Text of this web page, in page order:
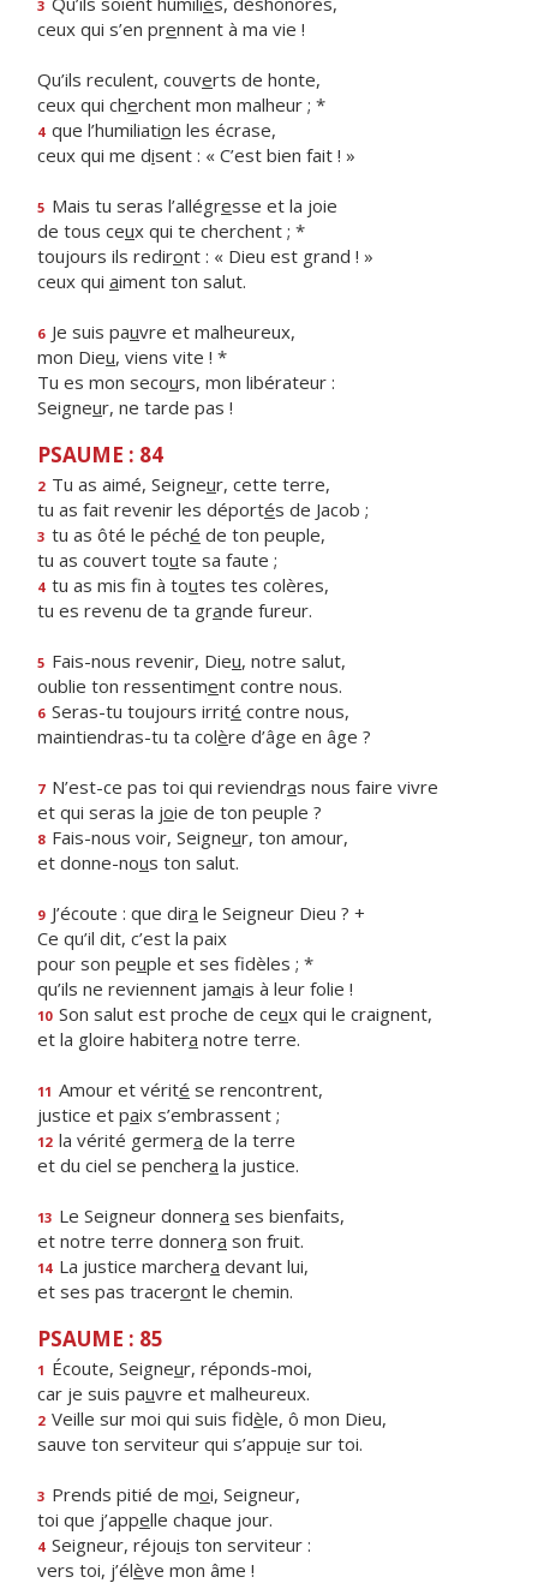
3
ceux qui s’en prennent à ma vie !
Qu’ils reculent, couverts de honte,
ceux qui cherchent mon malheur ; *
4 que l’humiliation les écrase,
ceux qui me disent : « C’est bien fait ! »
5 Mais tu seras l’allégresse et la joie
de tous ceux qui te cherchent ; *
toujours ils rediront : « Dieu est grand ! »
ceux qui aiment ton salut.
6 Je suis pauvre et malheureux,
mon Dieu, viens vite ! *
Tu es mon secours, mon libérateur :
Seigneur, ne tarde pas !
PSAUME : 84
2 Tu as aimé, Seigneur, cette terre,
tu as fait revenir les déportés de Jacob ;
3 tu as ôté le péché de ton peuple,
tu as couvert toute sa faute ;
4 tu as mis fin à toutes tes colères,
tu es revenu de ta grande fureur.
5 Fais-nous revenir, Dieu, notre salut,
oublie ton ressentiment contre nous.
6 Seras-tu toujours irrité contre nous,
maintiendras-tu ta colère d’âge en âge ?
7 N’est-ce pas toi qui reviendras nous faire vivre
et qui seras la joie de ton peuple ?
8 Fais-nous voir, Seigneur, ton amour,
et donne-nous ton salut.
9 J’écoute : que dira le Seigneur Dieu ? +
Ce qu’il dit, c’est la paix
pour son peuple et ses fidèles ; *
qu’ils ne reviennent jamais à leur folie !
10 Son salut est proche de ceux qui le craignent,
et la gloire habitera notre terre.
11 Amour et vérité se rencontrent,
justice et paix s’embrassent ;
12 la vérité germera de la terre
et du ciel se penchera la justice.
13 Le Seigneur donnera ses bienfaits,
et notre terre donnera son fruit.
14 La justice marchera devant lui,
et ses pas traceront le chemin.
PSAUME : 85
1 Écoute, Seigneur, réponds-moi,
car je suis pauvre et malheureux.
2 Veille sur moi qui suis fidèle, ô mon Dieu,
sauve ton serviteur qui s’appuie sur toi.
3 Prends pitié de moi, Seigneur,
toi que j’appelle chaque jour.
4 Seigneur, réjouis ton serviteur :
vers toi, j’élève mon âme !